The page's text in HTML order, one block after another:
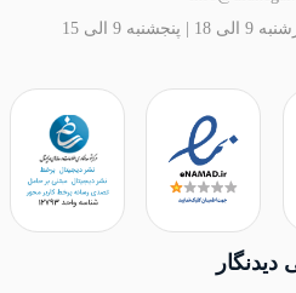
9 الی 15
دیدنگار